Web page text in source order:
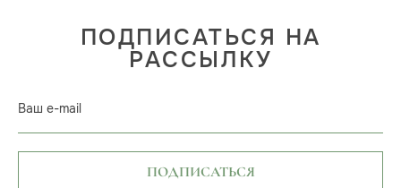
ПОДПИСАТЬСЯ НА
РАССЫЛКУ
Ваш e-mail
ПОДПИСАТЬСЯ